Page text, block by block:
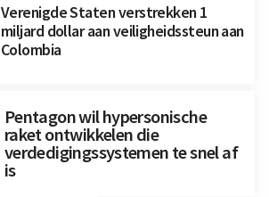
Verenigde Staten verstrekken 1
miljard dollar aan veiligheidssteun aan
Colombia
Pentagon wil hypersonische
raket ontwikkelen die
verdedigingssystemen te snel af
is